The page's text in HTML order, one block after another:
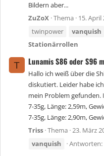
Bildern aber...
ZuZoX Thema 15. April
twinpower
vanquish
Stationärrollen
T Lunamis S86 oder S96
Hallo ich weiß über die
diskutiert. Leider habe
mein Problem gefunden.
7-35g, Länge: 2,59m,
7-35g, Länge: 2,90m,
Triss Thema 23. März
vanquish
Antworten: